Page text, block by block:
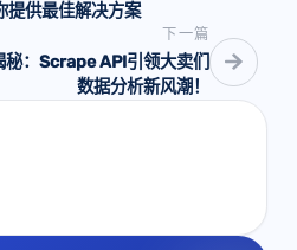
提供最佳解决方案
下一篇
：Scrape API引领大卖们
数据分析新风潮！